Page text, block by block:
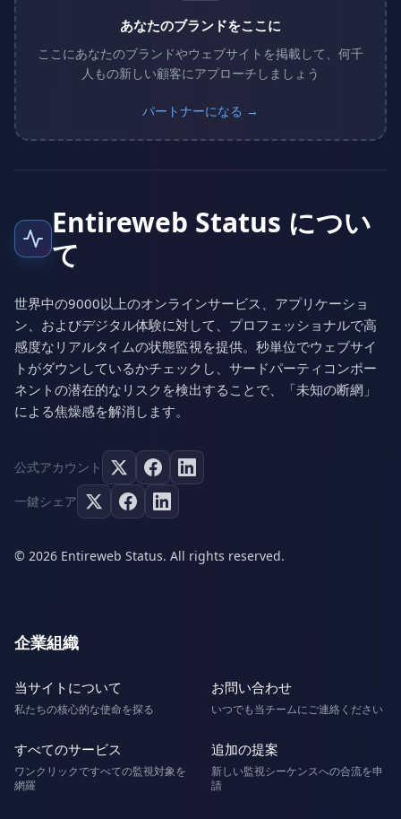
あなたのブランドをここに
ここにあなたのブランドやウェブサイトを掲載して、何千
人もの新しい顧客にアプローチしましょう
パートナーになる →
Entireweb Status につい
て
世界中の9000以上のオンラインサービス、アプリケーショ
ン、およびデジタル体験に対して、プロフェッショナルで高
感度なリアルタイムの状態監視を提供。秒単位でウェブサイ
トがダウンしているかチェックし、サードパーティコンポー
ネントの潜在的なリスクを検出することで、「未知の断網」
による焦燥感を解消します。
公式アカウント
一鍵シェア
© 2026 Entireweb Status. All rights reserved.
企業組織
当サイトについて
私たちの核心的な使命を探る
お問い合わせ
いつでも当チームにご連絡ください
すべてのサービス
ワンクリックですべての監視対象を
網羅
追加の提案
新しい監視シーケンスへの合流を申
請